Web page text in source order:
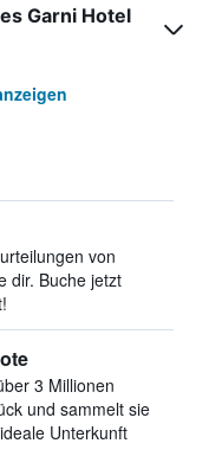
Garni Hotel
von
dir. Buche jetzt
3 Millionen
und sammelt sie
Unterkunft